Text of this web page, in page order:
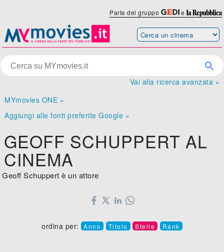
Parte del gruppo e
Vai alla ricerca avanzata »
MYmovies ONE »
Aggiungi alle fonti preferite Google »
GEOFF SCHUPPERT AL
CINEMA
Geoff Schuppert è un attore
ordina per: Anno Titolo Stelle Rank